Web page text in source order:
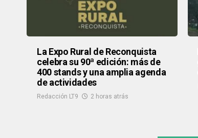
La Expo Rural de Reconquista
celebra su 90ª edición: más de
400 stands y una amplia agenda
de actividades
Redacción LT9 2 horas atrás